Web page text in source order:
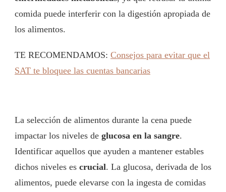
comida puede interferir con la digestión apropiada de
los alimentos.
TE RECOMENDAMOS: Consejos para evitar que el
SAT te bloquee las cuentas bancarias
La selección de alimentos durante la cena puede
impactar los niveles de glucosa en la sangre.
Identificar aquellos que ayuden a mantener estables
dichos niveles es crucial. La glucosa, derivada de los
alimentos, puede elevarse con la ingesta de comidas